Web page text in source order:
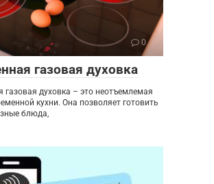
0
газовая духовка
газовая духовка – это неотъемлемая
кухни. Она позволяет готовить
блюда,